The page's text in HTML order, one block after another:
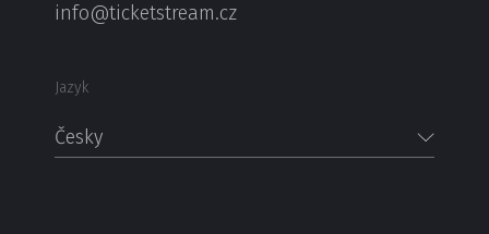
info@ticketstream.cz
Jazyk
Česky